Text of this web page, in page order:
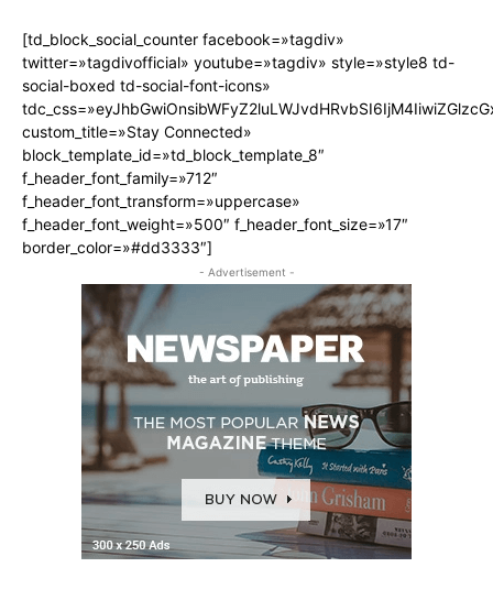
[td_block_social_counter facebook=»tagdiv»
twitter=»tagdivofficial» youtube=»tagdiv» style=»style8 td-
social-boxed td-social-font-icons»
custom_title=»Stay Connected»
block_template_id=»td_block_template_8″
f_header_font_family=»712″
f_header_font_transform=»uppercase»
f_header_font_weight=»500″ f_header_font_size=»17″
border_color=»#dd3333″]
- Advertisement -